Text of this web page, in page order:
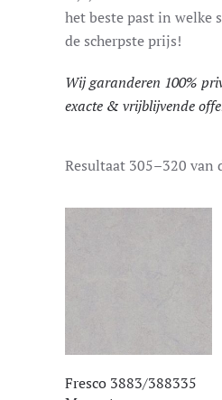
het beste past in welke
de scherpste prijs!
Wij garanderen 100%
exacte & vrijblijvende
Resultaat 305–320 van
Fresco 3883/388335